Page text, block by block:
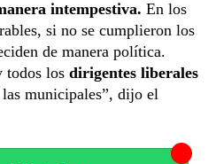
intempestiva. En los
si no se cumplieron los
de manera política.
todos los dirigentes liberales
municipales”, dijo el